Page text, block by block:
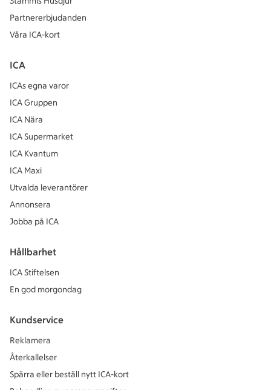
Partnererbjudanden
Våra ICA-kort
ICA
ICAs egna varor
ICA Gruppen
ICA Nära
ICA Supermarket
ICA Kvantum
ICA Maxi
Utvalda leverantörer
Annonsera
Jobba på ICA
Hållbarhet
ICA Stiftelsen
En god morgondag
Kundservice
Reklamera
Återkallelser
Spärra eller beställ nytt ICA-kort